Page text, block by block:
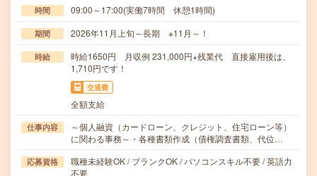
時間 09:00～17:00(実働7時間 休憩1時間)
期間 2026年11月上旬～長期 ※11月～！
時給
時給1650円 月収例 231,000円+残業代 直接雇用後は、
1,710円です！
交通費
全額支給
仕事内容
～個人融資（カードローン、クレジット、住宅ローン等）
に関わる事務～・各種書類作成（債権調査書類、代位…
応募資格
職種未経験OK / ブランクOK / パソコンスキル不要 / 英語力
不要